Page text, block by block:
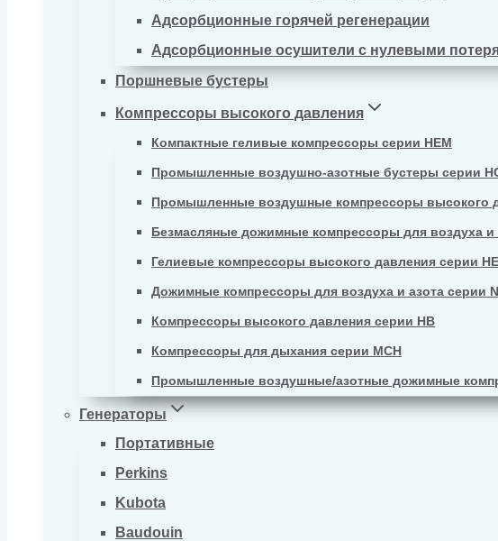
Адсорбционные горячей регенерации
Адсорбционные осушители с нулевыми
Поршневые бустеры
Компрессоры высокого давления
Компактные геливые компрессоры серии HEM
Промышленные воздушно-азотные бустеры серии
Промышленные воздушные компрессоры высокого
Безмасляные дожимные компрессоры для воздуха и
Гелиевые компрессоры высокого давления серии HE
Дожимные компрессоры для воздуха и азота серии
Компрессоры высокого давления серии HB
Компрессоры для дыхания серии MCH
Промышленные воздушные/азотные дожимные
Генераторы
Портативные
Perkins
Kubota
Baudouin